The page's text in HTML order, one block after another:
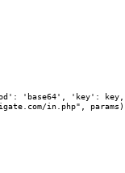
'base64', 'key':
in.php", params)